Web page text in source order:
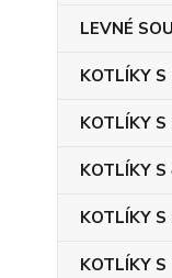
LEVNÉ
KOTLÍKY
KOTLÍKY
KOTLÍKY S
KOTLÍKY S
KOTLÍKY S